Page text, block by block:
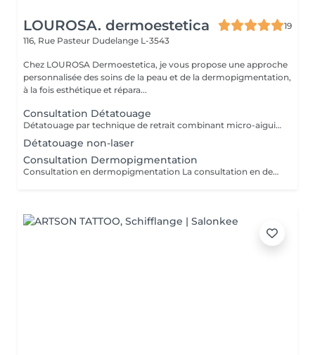
LOUROSA. dermoestetica
19
116, Rue Pasteur Dudelange L-3543
Chez LOUROSA Dermoestetica, je vous propose une approche
personnalisée des soins de la peau et de la dermopigmentation,
à la fois esthétique et répara...
Consultation Détatouage
Détatouage par technique de retrait combinant micro-aiguilletage et solution spécifique, adaptée aux pigments difficiles à traiter au laser . La consultation est requise.
Détatouage non-laser
Consultation Dermopigmentation
Consultation en dermopigmentation La consultation en dermopigmentation est une étape essentielle avant toute prestation de traitement correctif ou reconstructeur. Elle permet de comprendre vos besoins, d'analyser la peau et de définir un protocole entièrement personnalisé en fonction de la zone à traiter, de votre carnation, de votre morphologie et du résultat souhaité. Ce rendez-vous comprend un échange approfondi sur vos attentes, une analyse précise de la zone concernée ainsi que des conseils professionnels sur la technique et l'approche les plus adaptées à votre situation. C'est également un moment privilégié pour répondre à toutes vos questions et s'assurer de l'absence de contre-indications. Le montant de la consultation est déduit du tarif de la prestation si celle-ci est réalisée dans les 2 mois suivant la consultation. Cette étape est indispensable afin de garantir un traitement sécurisé, cohérent et parfaitement adapté à votre peau et à votre objectif esthétique ou réparateur.